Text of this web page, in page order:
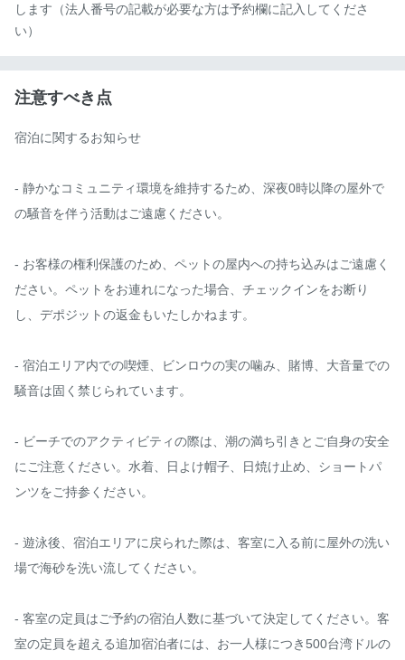
します（法人番号の記載が必要な方は予約欄に記入してくださ
い）
注意すべき点
宿泊に関するお知らせ
- 静かなコミュニティ環境を維持するため、深夜0時以降の屋外で
の騒音を伴う活動はご遠慮ください。
- お客様の権利保護のため、ペットの屋内への持ち込みはご遠慮く
ださい。ペットをお連れになった場合、チェックインをお断り
し、デポジットの返金もいたしかねます。
- 宿泊エリア内での喫煙、ビンロウの実の噛み、賭博、大音量での
騒音は固く禁じられています。
- ビーチでのアクティビティの際は、潮の満ち引き​​とご自身の安全
にご注意ください。水着、日よけ帽子、日焼け止め、ショートパ
ンツをご持参ください。
- 遊泳後、宿泊エリアに戻られた際は、客室に入る前に屋外の洗い
場で海砂を洗い流してください。
- 客室の定員はご予約の宿泊人数に基づいて決定してください。客
室の定員を超える追加宿泊者には、お一人様につき500台湾ドルの